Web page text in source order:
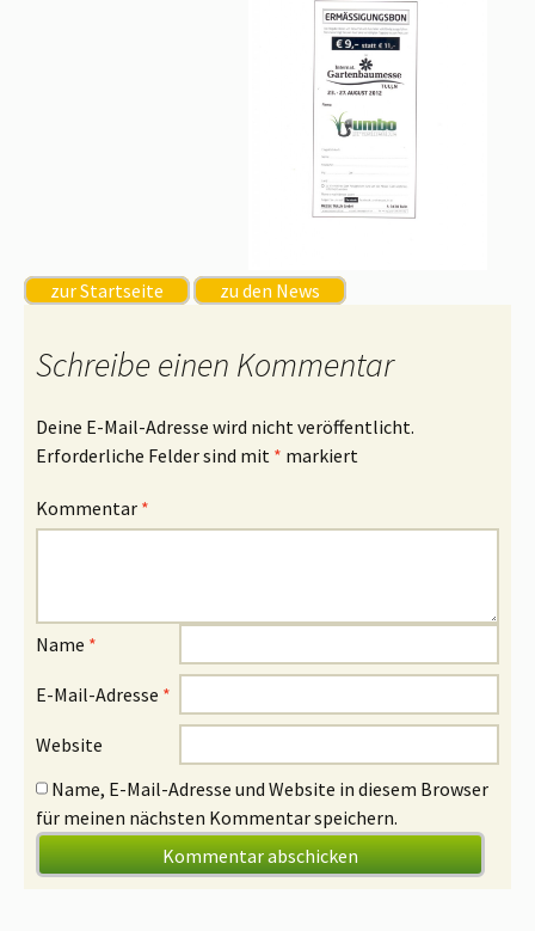
zur Startseite zu den News
Schreibe einen Kommentar
Deine E-Mail-Adresse wird nicht veröffentlicht.
Erforderliche Felder sind mit * markiert
Kommentar *
Name *
E-Mail-Adresse *
Website
Name, E-Mail-Adresse und Website in diesem Browser
für meinen nächsten Kommentar speichern.